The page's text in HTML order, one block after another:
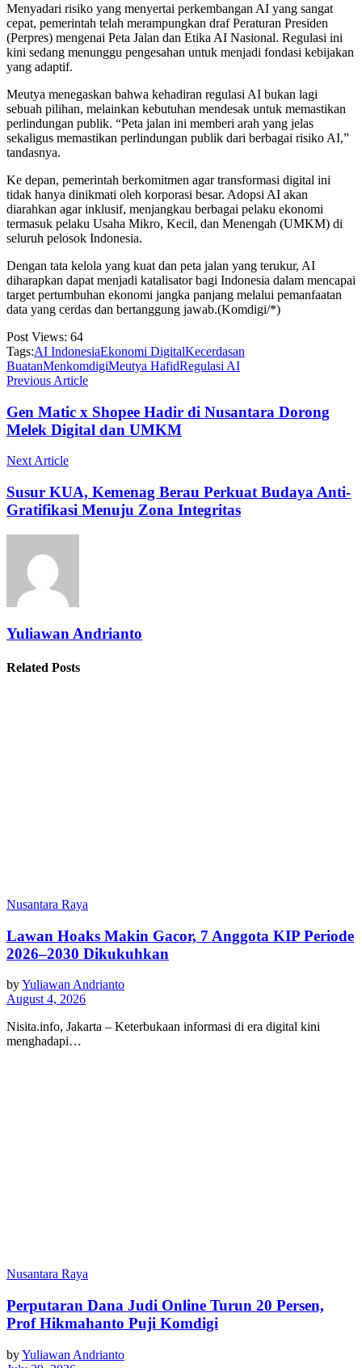
Menyadari risiko yang menyertai perkembangan AI yang sangat
cepat, pemerintah telah merampungkan draf Peraturan Presiden
(Perpres) mengenai Peta Jalan dan Etika AI Nasional. Regulasi ini
kini sedang menunggu pengesahan untuk menjadi fondasi kebijakan
yang adaptif.
Meutya menegaskan bahwa kehadiran regulasi AI bukan lagi
sebuah pilihan, melainkan kebutuhan mendesak untuk memastikan
perlindungan publik. “Peta jalan ini memberi arah yang jelas
sekaligus memastikan perlindungan publik dari berbagai risiko AI,”
tandasnya.
Ke depan, pemerintah berkomitmen agar transformasi digital ini
tidak hanya dinikmati oleh korporasi besar. Adopsi AI akan
diarahkan agar inklusif, menjangkau berbagai pelaku ekonomi
termasuk pelaku Usaha Mikro, Kecil, dan Menengah (UMKM) di
seluruh pelosok Indonesia.
Dengan tata kelola yang kuat dan peta jalan yang terukur, AI
diharapkan dapat menjadi katalisator bagi Indonesia dalam mencapai
target pertumbuhan ekonomi jangka panjang melalui pemanfaatan
data yang cerdas dan bertanggung jawab.(Komdigi/*)
Post Views: 64
Tags:AI IndonesiaEkonomi DigitalKecerdasan
BuatanMenkomdigiMeutya HafidRegulasi AI
Previous Article
Gen Matic x Shopee Hadir di Nusantara Dorong
Melek Digital dan UMKM
Next Article
Susur KUA, Kemenag Berau Perkuat Budaya Anti-
Gratifikasi Menuju Zona Integritas
Yuliawan Andrianto
Related Posts
Nusantara Raya
Lawan Hoaks Makin Gacor, 7 Anggota KIP Periode
2026–2030 Dikukuhkan
byYuliawan Andrianto
August 4, 2026
Nisita.info, Jakarta – Keterbukaan informasi di era digital kini
menghadapi…
Nusantara Raya
Perputaran Dana Judi Online Turun 20 Persen,
Prof Hikmahanto Puji Komdigi
byYuliawan Andrianto